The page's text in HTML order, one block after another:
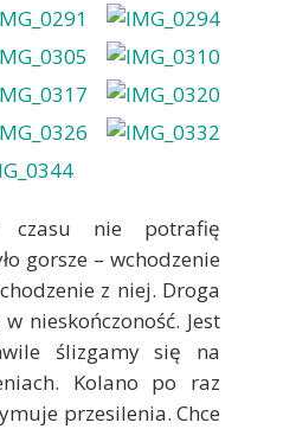
czasu nie potrafię
gorsze – wchodzenie
z niej. Droga
nieskończoność. Jest
ślizgamy się na
Kolano po raz
przesilenia. Chce